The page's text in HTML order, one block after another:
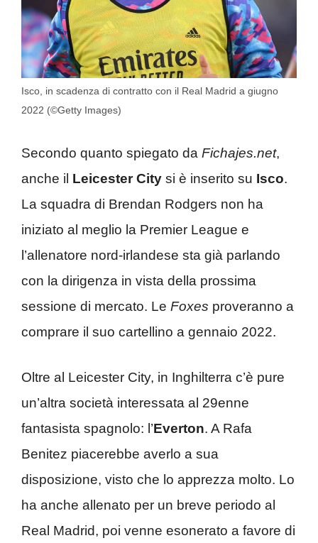
Isco, in scadenza di contratto con il Real Madrid a giugno
2022 (©Getty Images)
Secondo quanto spiegato da Fichajes.net,
anche il Leicester City si è inserito su Isco.
La squadra di Brendan Rodgers non ha
iniziato al meglio la Premier League e
l’allenatore nord-irlandese sta già parlando
con la dirigenza in vista della prossima
sessione di mercato. Le Foxes proveranno a
comprare il suo cartellino a gennaio 2022.
Oltre al Leicester City, in Inghilterra c’è pure
un’altra società interessata al 29enne
fantasista spagnolo: l’Everton. A Rafa
Benitez piacerebbe averlo a sua
disposizione, visto che lo apprezza molto. Lo
ha anche allenato per un breve periodo al
Real Madrid, poi venne esonerato a favore di